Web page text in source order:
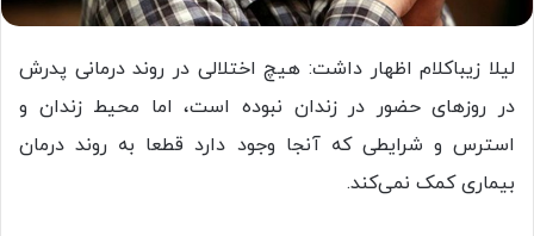
لیلا زیباکلام اظهار داشت: هیچ اختلالی در روند درمانی پدرش
در روز‌های حضور در زندان نبوده است، اما محیط زندان و
استرس و شرایطی که آنجا وجود دارد قطعا به روند درمان
بیماری کمک نمی‌کند.